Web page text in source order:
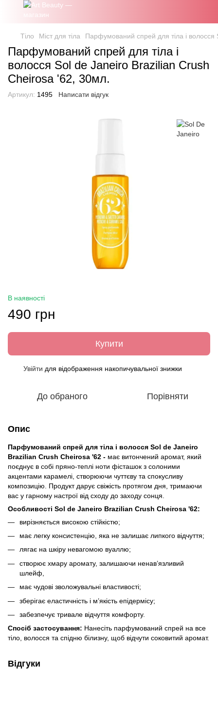
Тіло Міст для тіла Парфумований спрей для тіла і
Парфумований спрей для тіла і
волосся Sol de Janeiro Brazilian Crush
Cheirosa '62, 30мл.
Артикул: 1495 Написати відгук
В наявності
490 грн
Купити
Увійти для відображення накопичувальної знижки
До обраного Порівняти
Опис
Парфумований спрей для тіла і волосся Sol de Janeiro
Brazilian Crush Cheirosa '62 - має витончений аромат, який
поєднує в собі пряно-теплі ноти фісташок з солоними
акцентами карамелі, створюючи чуттєву та спокусливу
композицію. Продукт дарує свіжість протягом дня, тримаючи
вас у гарному настрої від сходу до заходу сонця.
Особливості Sol de Janeiro Brazilian Crush Cheirosa '62:
вирізняється високою стійкістю;
має легку консистенцію, яка не залишає липкого відчуття;
лягає на шкіру невагомою вуаллю;
створює хмару аромату, залишаючи ненав’язливий
шлейф,
має чудові зволожувальні властивості;
зберігає еластичність і м’якість епідермісу;
забезпечує тривале відчуття комфорту.
Спосіб застосування: Нанесіть парфумований спрей на все
тіло, волосся та спідню білизну, щоб відчути соковитий аромат.
Відгуки